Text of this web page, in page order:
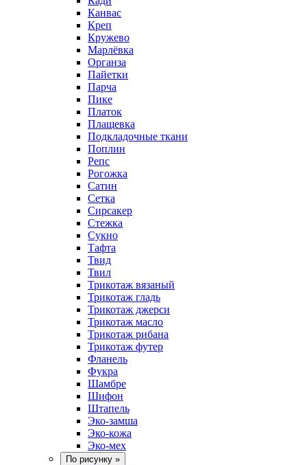
Канвас
Креп
Кружево
Марлёвка
Органза
Пайетки
Парча
Пике
Платок
Плащевка
Подкладочные ткани
Поплин
Репс
Рогожка
Сатин
Сетка
Сирсакер
Стежка
Сукно
Тафта
Твид
Твил
Трикотаж вязаный
Трикотаж гладь
Трикотаж джерси
Трикотаж масло
Трикотаж рибана
Трикотаж футер
Фланель
Фукра
Шамбре
Шифон
Штапель
Эко-замша
Эко-кожа
Эко-мех
По рисунку »